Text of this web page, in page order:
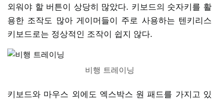
외워야 할 버튼이 상당히 많았다. 키보드의 숫자키를 활
용한 조작도 많아 게이머들이 주로 사용하는 텐키리스
키보드로는 정상적인 조작이 쉽지 않다.
비행 트레이닝
키보드와 마우스 외에도 엑스박스 원 패드를 가지고 있